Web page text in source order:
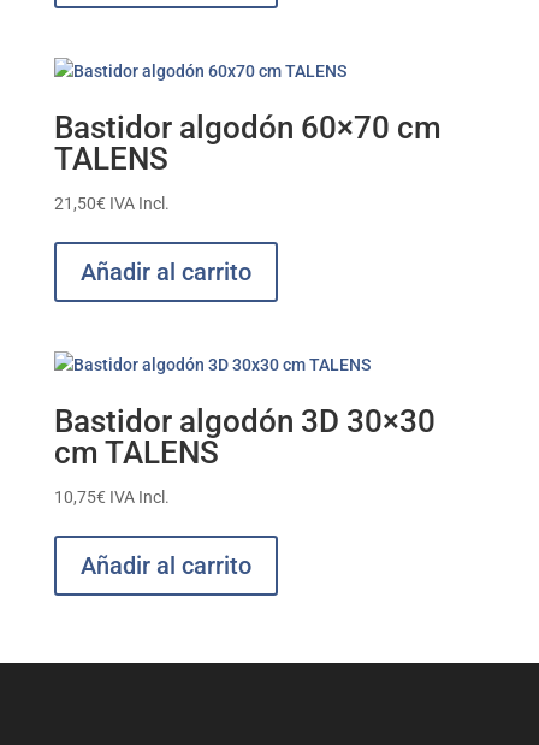
Bastidor algodón 60×70 cm
TALENS
21,50€ IVA Incl.
Añadir al carrito
Bastidor algodón 3D 30×30
cm TALENS
10,75€ IVA Incl.
Añadir al carrito